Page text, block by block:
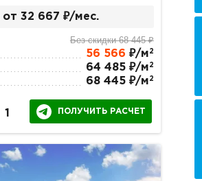
от 32 667 ₽/мес.
Без скидки 68 445 ₽
56 566 ₽/м 2
64 485 ₽/м 2
68 445 ₽/м 2
1 ПОЛУЧИТЬ РАСЧЕТ